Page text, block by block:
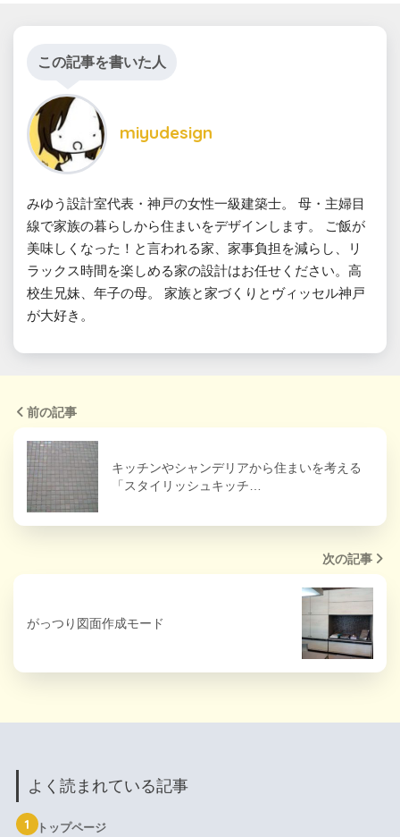
この記事を書いた人
miyudesign
みゆう設計室代表・神戸の女性一級建築士。 母・主婦目
線で家族の暮らしから住まいをデザインします。 ご飯が
美味しくなった！と言われる家、家事負担を減らし、リ
ラックス時間を楽しめる家の設計はお任せください。高
校生兄妹、年子の母。 家族と家づくりとヴィッセル神戸
が大好き。
前の記事
キッチンやシャンデリアから住まいを考える
「スタイリッシュキッチ…
次の記事
がっつり図面作成モード
よく読まれている記事
1 トップページ